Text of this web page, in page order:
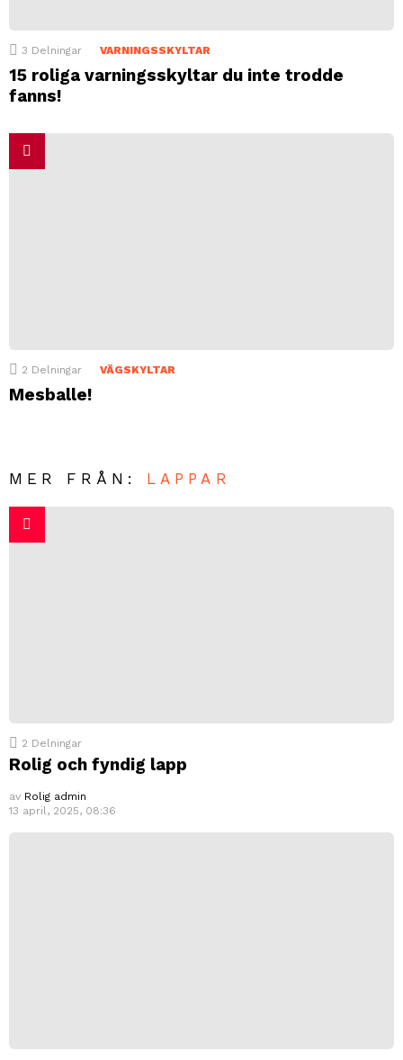
3 Delningar VARNINGSSKYLTAR
15 roliga varningsskyltar du inte trodde
fanns!
2 Delningar VÄGSKYLTAR
Mesballe!
MER FRÅN: LAPPAR
2 Delningar
Rolig och fyndig lapp
av Rolig admin
13 april, 2025, 08:36